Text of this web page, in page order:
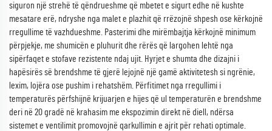
siguron një strehë të qëndrueshme që mbetet e sigurt edhe në kushte
mesatare erë, ndryshe nga malet e plazhit që rrëzojnë shpesh ose kërkojnë
rregullime të vazhdueshme. Pasterimi dhe mirëmbajtja kërkojnë minimum
përpjekje, me shumicën e pluhurit dhe rërës që largohen lehtë nga
sipërfaqet e stofave rezistente ndaj ujit. Hyrjet e shumta dhe dizajni i
hapësirës së brendshme të gjerë lejojnë një gamë aktivitetesh si ngrënie,
lexim, lojëra ose pushim i rehatshëm. Përfitimet nga rregullimi i
temperaturës përfshijnë krijuarjen e hijes që ul temperaturën e brendshme
deri në 20 gradë në krahasim me ekspozimin direkt në diell, ndërsa
sistemet e ventilimit promovojnë qarkullimin e ajrit për rehati optimale.